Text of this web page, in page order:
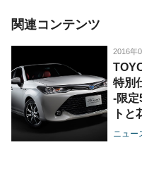
関連コンテンツ
2016年
特別
-限定
トと
ニュー